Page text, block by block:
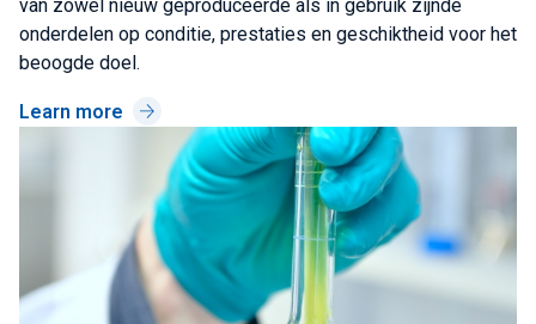
van zowel nieuw geproduceerde als in gebruik zijnde
onderdelen op conditie, prestaties en geschiktheid voor het
beoogde doel.
Learn more